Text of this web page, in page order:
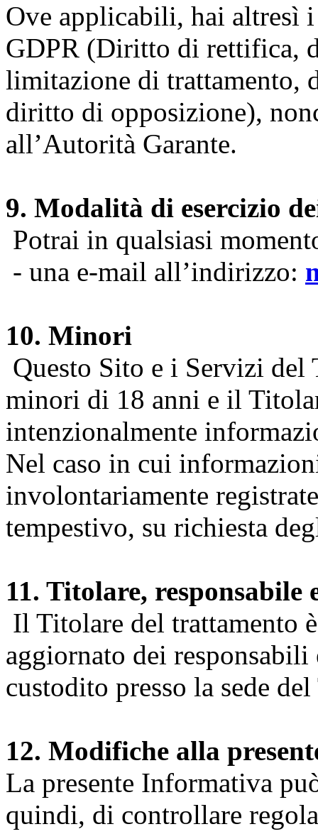
Ove applicabili, hai
GDPR (Diritto di rettifica,
limitazione di trattamento,
diritto di opposizione),
all’Autorità Garante.
9. Modalità di esercizio
Potrai in qualsiasi
- una e-mail all’indirizzo:
10. Minori
Questo Sito e i Servizi del
minori di 18 anni e il
intenzionalmente
Nel caso in cui
involontariamente
tempestivo, su richiesta
11. Titolare, responsabile
Il Titolare del trattamento
aggiornato dei
custodito presso la sede
12. Modifiche alla
La presente Informativa
quindi, di controllare